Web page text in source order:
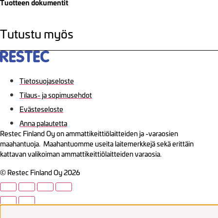
Tuotteen dokumentit
Tutustu myös
Tietosuojaseloste
Tilaus- ja sopimusehdot
Evästeseloste
Anna palautetta
Restec Finland Oy on ammattikeittiölaitteiden ja -varaosien
maahantuoja. Maahantuomme useita laitemerkkejä sekä erittäin
kattavan valikoiman ammattikeittiölaitteiden varaosia.
© Restec Finland Oy 2026